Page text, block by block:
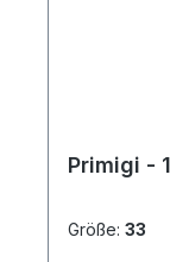
Primigi -
Größe: 33